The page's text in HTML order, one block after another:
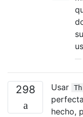
—
298 Usar
hecho,